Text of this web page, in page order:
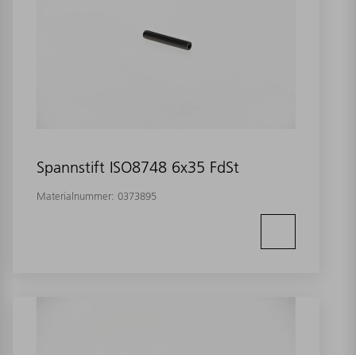
Spannstift ISO8748 6x35 FdSt
Materialnummer: 0373895